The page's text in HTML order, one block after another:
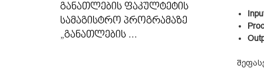
ᲒᲐᲜᲐᲗᲚᲔᲑᲘᲡ ᲤᲐᲙᲣᲚᲢᲔᲢᲘᲡ
ᲡᲐᲛᲐᲒᲘᲡᲢᲠᲝ ᲞᲠᲝᲒᲠᲐᲛᲐᲖᲔ
„ᲒᲐᲜᲐᲗᲚᲔᲑᲘᲡ ...